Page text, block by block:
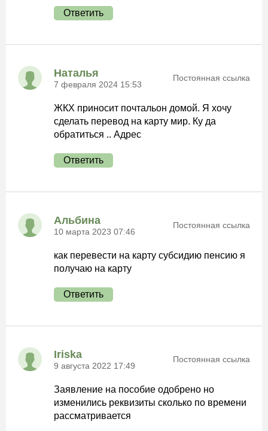
Ответить
Наталья
7 февраля 2024 15:53
Постоянная ссылка
ЖКХ приносит почтальон домой. Я хочу
сделать перевод на карту мир. Ку да
обратиться .. Адрес
Ответить
Альбина
10 марта 2023 07:46
Постоянная ссылка
как перевести на карту субсидию пенсию я
получаю на карту
Ответить
Iriska
9 августа 2022 17:49
Постоянная ссылка
Заявление на пособие одобрено но
изменились реквизиты сколько по времени
рассматривается